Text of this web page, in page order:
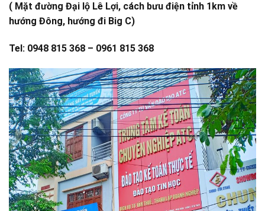
( Mặt đường Đại lộ Lê Lợi, cách bưu điện tỉnh 1km về
hướng Đông, hướng đi Big C)
Tel: 0948 815 368 – 0961 815 368